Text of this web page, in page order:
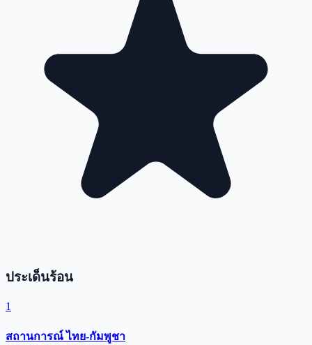
ประเด็นร้อน
1
สถานการณ์ ไทย-กัมพูชา